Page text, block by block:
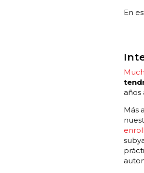
En
años
Más